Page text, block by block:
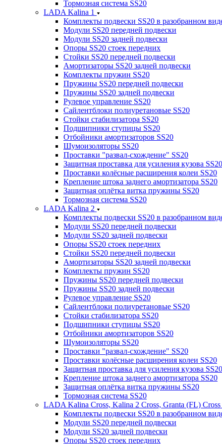
Тормозная система SS20
LADA Kalina 1
Комплекты подвески SS20 в разобранном
Модули SS20 передней подвески
Модули SS20 задней подвески
Опоры SS20 стоек передних
Стойки SS20 передней подвески
Амортизаторы SS20 задней подвески
Комплекты пружин SS20
Пружины SS20 передней подвески
Пружины SS20 задней подвески
Рулевое управление SS20
Сайлентблоки полиуретановые SS20
Стойки стабилизатора SS20
Подшипники ступицы SS20
Отбойники амортизаторов SS20
Шумоизоляторы SS20
Проставки "развал-схождение" SS20
Защитная проставка для усиления кузова SS20
Проставки колёсные расширения колеи SS20
Крепление штока заднего амортизатора SS20
Защитная оплётка витка пружины SS20
Тормозная система SS20
LADA Kalina 2
Комплекты подвески SS20 в разобранном
Модули SS20 передней подвески
Модули SS20 задней подвески
Опоры SS20 стоек передних
Стойки SS20 передней подвески
Амортизаторы SS20 задней подвески
Комплекты пружин SS20
Пружины SS20 передней подвески
Пружины SS20 задней подвески
Рулевое управление SS20
Сайлентблоки полиуретановые SS20
Стойки стабилизатора SS20
Подшипники ступицы SS20
Отбойники амортизаторов SS20
Шумоизоляторы SS20
Проставки "развал-схождение" SS20
Проставки колёсные расширения колеи SS20
Защитная проставка для усиления кузова SS20
Крепление штока заднего амортизатора SS20
Защитная оплётка витка пружины SS20
Тормозная система SS20
LADA Kalina Cross, Kalina 2 Cross, Granta (FL) Cross
Комплекты подвески SS20 в разобранном
Модули SS20 передней подвески
Модули SS20 задней подвески
Опоры SS20 стоек передних